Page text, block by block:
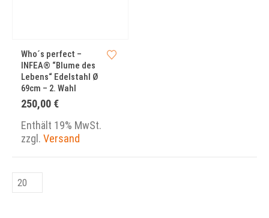
Who´s perfect –
INFEA® “Blume des
Lebens“ Edelstahl Ø
69cm – 2. Wahl
250,00 €
Enthält 19% MwSt.
zzgl. Versand